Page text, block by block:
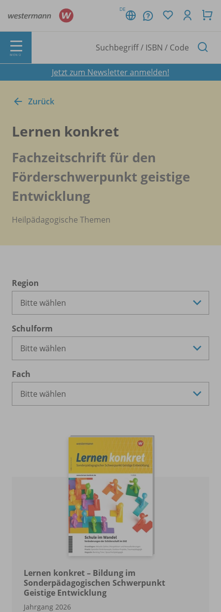
DE
MENÜ
Jetzt zum Newsletter anmelden!
Zurück
Lernen konkret
Fachzeitschrift für den
Förderschwerpunkt geistige
Entwicklung
Heilpädagogische Themen
Region
Schulform
Fach
Lernen konkret – Bildung im
Sonderpädagogischen Schwerpunkt
Geistige Entwicklung
Jahrgang 2026